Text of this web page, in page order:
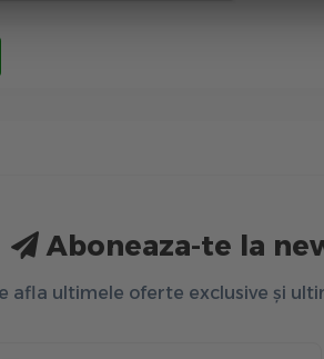
Aboneaza-te la
afla ultimele oferte exclusive și